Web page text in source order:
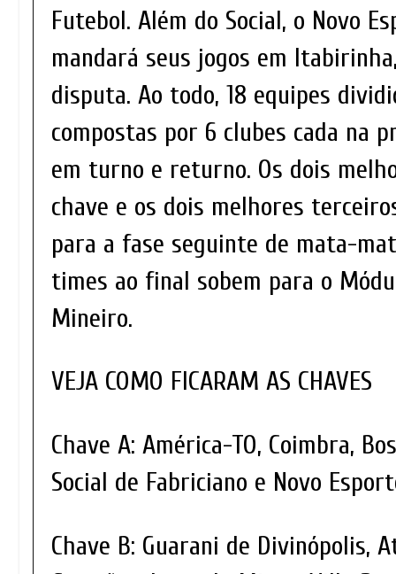
Futebol. Além do Social, o Novo
mandará seus jogos em
disputa. Ao todo, 18 equipes
compostas por 6 clubes cada na
em turno e returno. Os dois
chave e os dois melhores
para a fase seguinte de mata-
times ao final sobem para o
Mineiro.
VEJA COMO FICARAM AS CHAVES
Chave A: América-TO, Coimbra,
Social de Fabriciano e Novo
Chave B: Guarani de Divinópolis,